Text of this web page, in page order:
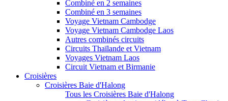
Combiné en 2 semaines
Combiné en 3 semaines
Voyage Vietnam Cambodge
Voyage Vietnam Cambodge Laos
Autres combinés circuits
Circuits Thaïlande et Vietnam
Voyages Vietnam Laos
Circuit Vietnam et Birmanie
Croisières
Croisières Baie d'Halong
Tous les Croisières Baie d'Halong